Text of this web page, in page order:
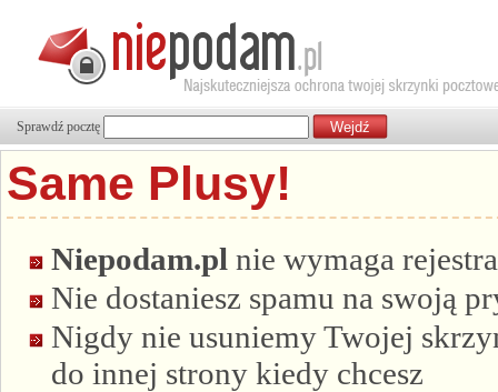
Sprawdź pocztę
Same Plusy!
Niepodam.pl nie wymaga
Nie dostaniesz spamu na swoją
Nigdy nie usuniemy Twojej
do innej strony kiedy chcesz